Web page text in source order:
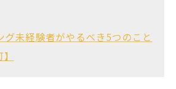
グ未経験者がやるべき5つのこと